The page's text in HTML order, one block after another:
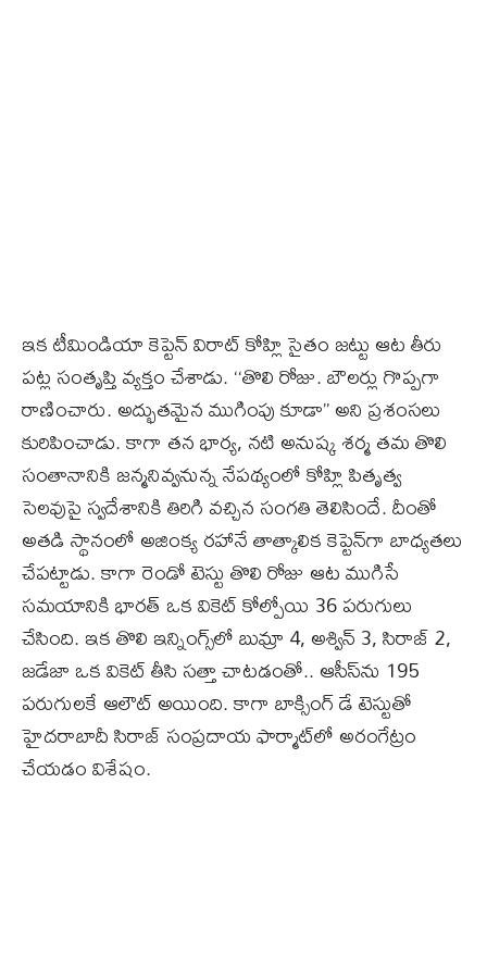
ఇక టీమిండియా కెప్టెన్‌ విరాట్‌ కోహ్లి సైతం జట్టు ఆట తీరు
పట్ల సంతృప్తి వ్యక్తం చేశాడు. ‘‘తొలి రోజు. బౌలర్లు గొప్పగా
రాణించారు. అద్భుతమైన ముగింపు కూడా’’ అని ప్రశంసలు
కురిపించాడు. కాగా తన భార్య, నటి అనుష్క శర్మ తమ తొలి
సంతానానికి జన్మనివ్వనున్న నేపథ్యంలో కోహ్లి పితృత్వ
సెలవుపై స్వదేశానికి తిరిగి వచ్చిన సంగతి తెలిసిందే. దీంతో
అతడి స్థానంలో అజింక్య రహానే తాత్కాలిక కెప్టెన్‌గా బాధ్యతలు
చేపట్టాడు. కాగా రెండో టెస్టు తొలి రోజు ఆట ముగిసే
సమయానికి భారత్‌ ఒక వికెట్‌ కోల్పోయి 36 పరుగులు
చేసింది. ఇక తొలి ఇన్నింగ్స్‌లో బుమ్రా 4, అశ్విన్‌ 3, సిరాజ్‌ 2,
జడేజా ఒక వికెట్‌ తీసి సత్తా చాటడంతో.. ఆసీస్‌ను 195
పరుగులకే ఆలౌట్‌ అయింది. కాగా బాక్సింగ్‌ డే టెస్టుతో
హైదరాబాదీ సిరాజ్‌ సంప్రదాయ ఫార్మాట్‌లో అరంగేట్రం
చేయడం విశేషం.